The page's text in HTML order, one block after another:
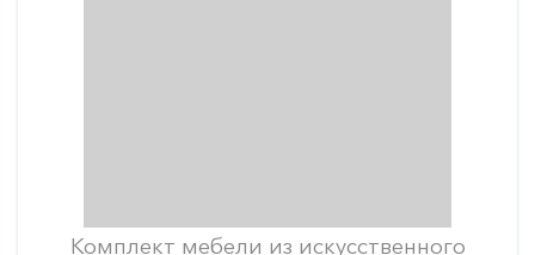
Комплект мебели из искусственного